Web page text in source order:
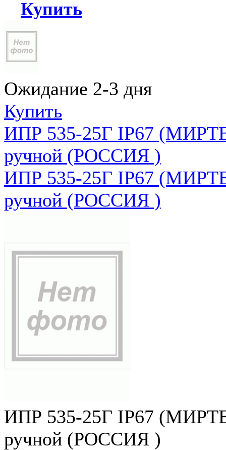
Купить
Ожидание 2-3 дня
Купить
ИПР 535-25Г IP67
ручной (РОССИЯ )
ИПР 535-25Г IP67
ручной (РОССИЯ )
ИПР 535-25Г IP67
ручной (РОССИЯ )